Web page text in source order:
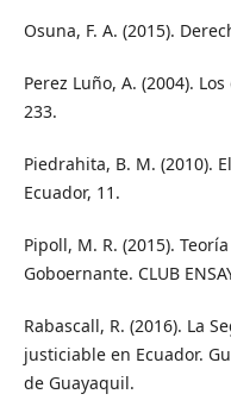
Osuna, F. A. (2015).
Perez Luño, A. (2004).
233.
Piedrahita, B. M. (2010).
Ecuador, 11.
Pipoll, M. R. (2015).
Goboernante. CLUB
Rabascall, R. (2016). La
justiciable en Ecuador.
de Guayaquil.